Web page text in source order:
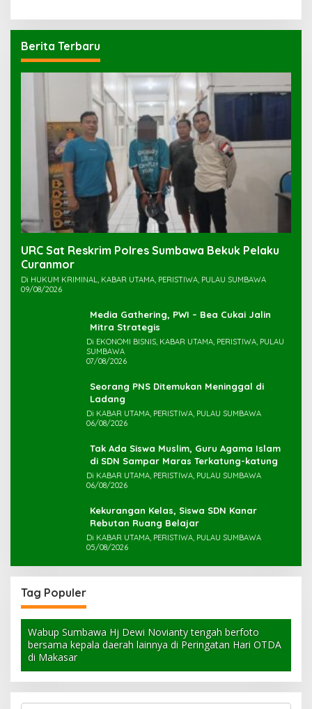
Berita Terbaru
URC Sat Reskrim Polres Sumbawa Bekuk Pelaku
Di HUKUM KRIMINAL, KABAR UTAMA, PERISTIWA, PULAU SUMBAWA
09/08/2026
Media Gathering, PWI – Bea Cukai Jalin
Mitra Strategis
Di EKONOMI BISNIS, KABAR UTAMA, PERISTIWA, PULAU
SUMBAWA
07/08/2026
Seorang PNS Ditemukan Meninggal di
Ladang
Di KABAR UTAMA, PERISTIWA, PULAU SUMBAWA
06/08/2026
Tak Ada Siswa Muslim, Guru Agama Islam
di SDN Sampar Maras Terkatung-katung ‎
Di KABAR UTAMA, PERISTIWA, PULAU SUMBAWA
06/08/2026
Kekurangan Kelas, Siswa SDN Kanar
Rebutan Ruang Belajar
Di KABAR UTAMA, PERISTIWA, PULAU SUMBAWA
05/08/2026
Tag Populer
Wabup Sumbawa Hj Dewi Novianty tengah berfoto
bersama kepala daerah lainnya di Peringatan Hari OTDA
di Makasar